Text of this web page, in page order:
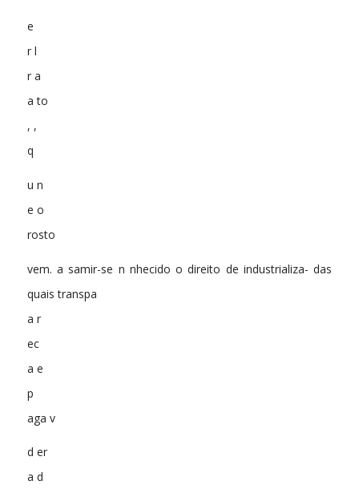
e
r l
r a
a to
, ,
q
u n
e o
rosto
vem. a samir-se n nhecido o direito de industrializa- das
quais transpa
a r
ec
a e
p
aga v
d er
a d